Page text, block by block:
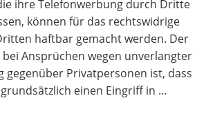
ihre Telefonwerbung durch Dritte
können für das rechtswidrige
haftbar gemacht werden. Der
Ansprüchen wegen unverlangter
gegenüber Privatpersonen ist, dass
einen Eingriff in …